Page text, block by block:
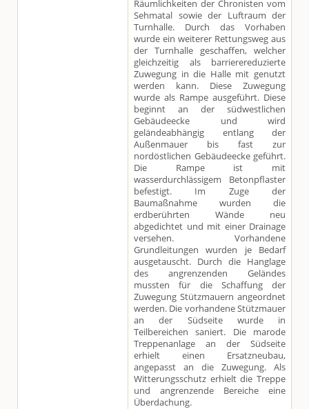
Räumlichkeiten der Chronisten vom
Sehmatal sowie der Luftraum der
Turnhalle. Durch das Vorhaben
wurde ein weiterer Rettungsweg aus
der Turnhalle geschaffen, welcher
gleichzeitig als barrierereduzierte
Zuwegung in die Halle mit genutzt
werden kann. Diese Zuwegung
wurde als Rampe ausgeführt. Diese
beginnt an der südwestlichen
Gebäudeecke und wird
geländeabhängig entlang der
Außenmauer bis fast zur
nordöstlichen Gebäudeecke geführt.
Die Rampe ist mit
wasserdurchlässigem Betonpflaster
befestigt. Im Zuge der
Baumaßnahme wurden die
erdberührten Wände neu
abgedichtet und mit einer Drainage
versehen. Vorhandene
Grundleitungen wurden je Bedarf
ausgetauscht. Durch die Hanglage
des angrenzenden Geländes
mussten für die Schaffung der
Zuwegung Stützmauern angeordnet
werden. Die vorhandene Stützmauer
an der Südseite wurde in
Teilbereichen saniert. Die marode
Treppenanlage an der Südseite
erhielt einen Ersatzneubau,
angepasst an die Zuwegung. Als
Witterungsschutz erhielt die Treppe
und angrenzende Bereiche eine
Überdachung.